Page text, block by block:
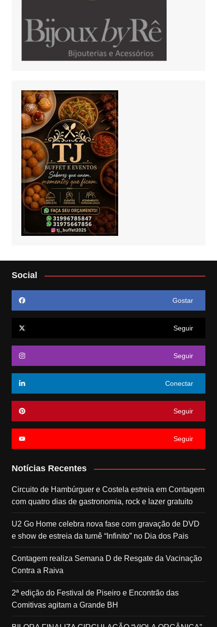
Social
Gostar
Seguir
Seguir
Conectar
Seguir
Seguir
Notícias Recentes
Circuito de Hambúrguer e Costela estreia em Contagem
com quatro dias de gastronomia, rock e lazer gratuito
U2 Go Home celebra nova fase com gravação de DVD
e show de estreia da turnê “Infinito” no Dia dos Pais
Contagem realiza Semana D de Resgate da Vacinação
Contra a Raiva
2ª edição do Festival de Piseiro e Encontrão das
Comitivas agitam a Grande BH